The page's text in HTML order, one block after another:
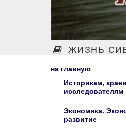
ЖИЗНЬ
на главную
Историкам,
исследователям
Экономика.
развитие